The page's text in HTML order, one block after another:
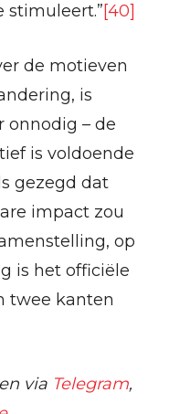
stimuleert.”[40]
de motieven
is
onnodig – de
is voldoende
gezegd dat
impact zou
op
is het officiële
twee kanten
via Telegram,